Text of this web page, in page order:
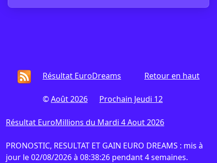
Retour en haut
Résultat EuroDreams
©Août 2026 Prochain Jeudi 12
Résultat EuroMillions du Mardi 4 Aout 2026
PRONOSTIC, RESULTAT ET GAIN EURO DREAMS : mis à
jour le 02/08/2026 à 08:38:26 pendant 4 semaines.